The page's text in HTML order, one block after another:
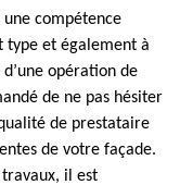
une compétence
type et également à
opération de
de ne pas hésiter
de prestataire
de votre façade.
travaux, il est